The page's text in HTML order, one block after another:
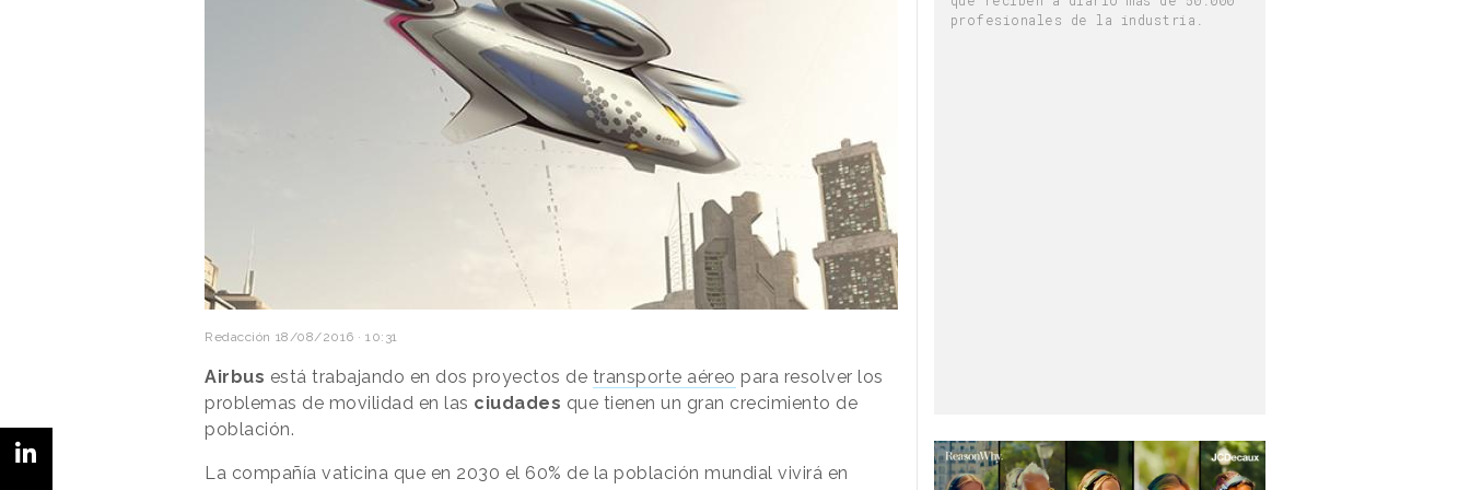
Redacción 18/08/2016 · 10:31
Airbus está trabajando en dos proyectos de transporte aéreo para resolver los
problemas de movilidad en las ciudades que tienen un gran crecimiento de
población.
La compañía vaticina que en 2030 el 60% de la población mundial vivirá en
profesionales de la industria.